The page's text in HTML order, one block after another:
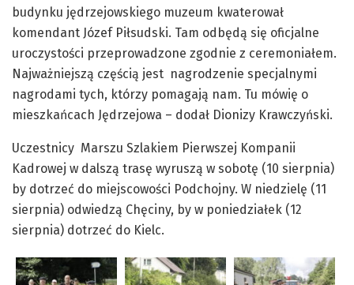
budynku jędrzejowskiego muzeum kwaterował
komendant Józef Piłsudski. Tam odbędą się oficjalne
uroczystości przeprowadzone zgodnie z ceremoniałem.
Najważniejszą częścią jest nagrodzenie specjalnymi
nagrodami tych, którzy pomagają nam. Tu mówię o
mieszkańcach Jędrzejowa – dodał Dionizy Krawczyński.
Uczestnicy Marszu Szlakiem Pierwszej Kompanii
Kadrowej w dalszą trasę wyruszą w sobotę (10 sierpnia)
by dotrzeć do miejscowości Podchojny. W niedzielę (11
sierpnia) odwiedzą Chęciny, by w poniedziałek (12
sierpnia) dotrzeć do Kielc.